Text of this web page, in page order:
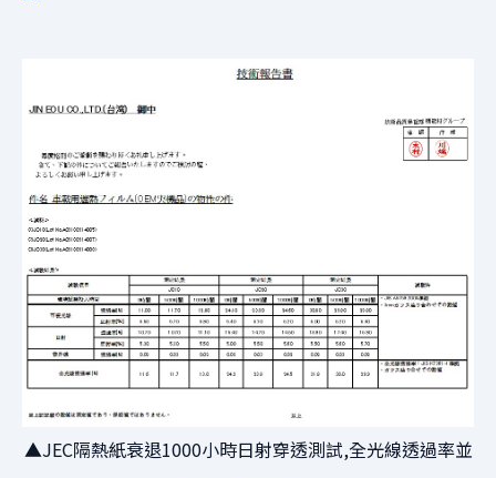
▲JEC隔熱紙衰退1000小時日射穿透測試,全光線透過率並